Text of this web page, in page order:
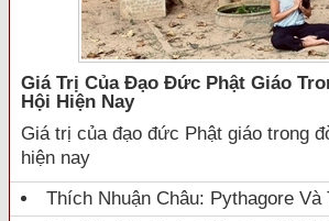
Giá Trị Của Đạo Đức Phật Giáo
Hội Hiện Nay
Giá trị của đạo đức Phật giáo trong
hiện nay
Thích Nhuận Châu: Pythagore Và